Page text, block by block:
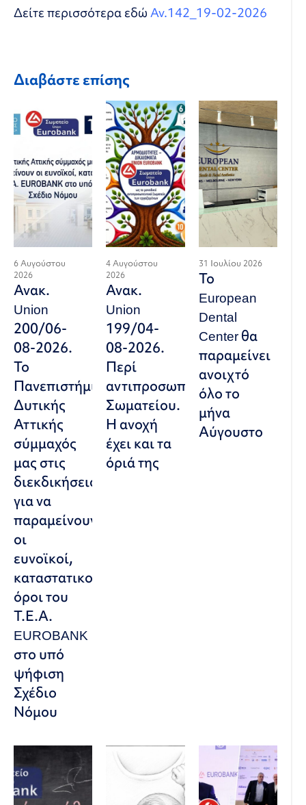
Δείτε περισσότερα εδώ Αν.142_19-02-2026
Διαβάστε επίσης
6 Αυγούστου
2026
Ανακ.
Union
200/06-
08-2026.
Το
Πανεπιστήμιο
Δυτικής
Αττικής
σύμμαχός
μας στις
διεκδικήσεις,
για να
παραμείνουν
οι
ευνοϊκοί,
καταστατικοί
όροι του
Τ.Ε.Α.
EUROBANK
στο υπό
ψήφιση
Σχέδιο
Νόμου
4 Αυγούστου
2026
Ανακ.
Union
199/04-
08-2026.
Περί
αντιπροσωπευτικού
Σωματείου.
Η ανοχή
έχει και τα
όριά της
31 Ιουλίου 2026
Το
European
Dental
Center θα
παραμείνει
ανοιχτό
όλο το
μήνα
Αύγουστο